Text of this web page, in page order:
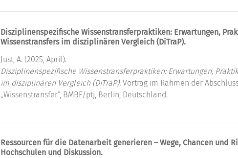
Disziplinenspezifische Wissenstransferpraktiken: Erwartungen,
Wissenstransfers im disziplinären Vergleich (DiTraP).
Just, A. (2025, April).
Disziplinenspezifische Wissenstransferpraktiken: Erwartungen,
im disziplinären Vergleich (DiTraP). Vortrag im Rahmen der
„Wissenstransfer“, BMBF/ptj, Berlin, Deutschland.
Ressourcen für die Datenarbeit generieren – Wege, Chancen und
Hochschulen und Diskussion.